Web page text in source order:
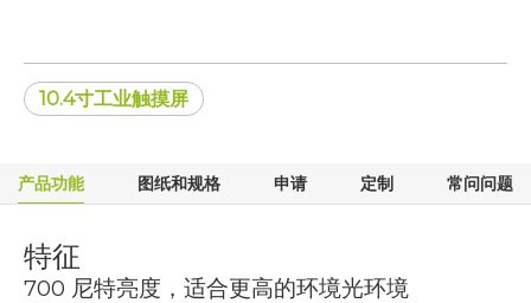
10.4寸工业触摸屏
产品功能 图纸和规格 申请 定制 常问问题
特征
700 尼特亮度，适合更高的环境光环境